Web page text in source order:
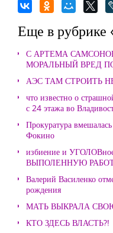
Еще в рубрике
С АРТЕМА
МОРАЛЬНЫЙ ВРЕД
АЭС ТАМ СТРОИТЬ
что известно о
с 24 этажа во
Прокуратура
Фокино
избиение и
ВЫПОЛЕННУЮ
Валерий Василенко
рождения
МАТЬ ВЫКРАЛА
КТО ЗДЕСЬ ВЛАСТЬ?!